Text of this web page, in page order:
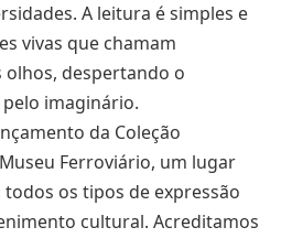
A leitura é simples e
vivas que chamam
olhos, despertando o
imaginário.
da Coleção
Ferroviário, um lugar
os tipos de expressão
cultural. Acreditamos